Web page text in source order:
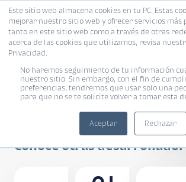
Este sitio web almacena cookies en tu PC. Estas
mejorar nuestro sitio web y ofrecer servicios más
tanto en este sitio web como a través de otras
acerca de las cookies que utilizamos, revisa
Privacidad.
No haremos seguimiento de tu información
nuestro sitio. Sin embargo, con el fin de
preferencias, tendremos que usar solo una
para que no se te solicite volver a tomar esta
Aceptar Rechazar
Conoce otras